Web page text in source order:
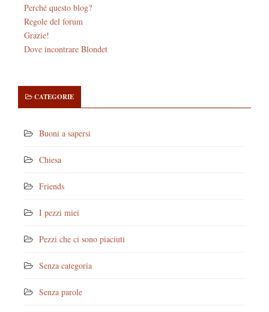
Perché questo blog?
Regole del forum
Grazie!
Dove incontrare Blondet
CATEGORIE
Buoni a sapersi
Chiesa
Friends
I pezzi miei
Pezzi che ci sono piaciuti
Senza categoria
Senza parole